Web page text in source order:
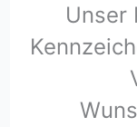
Unser